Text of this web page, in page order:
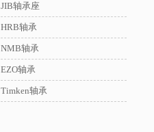
JIB轴承座
HRB轴承
NMB轴承
EZO轴承
Timken轴承